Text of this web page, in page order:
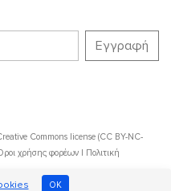
OK
Commons license (CC BY-NC-
χρήσης φορέων | Πολιτική